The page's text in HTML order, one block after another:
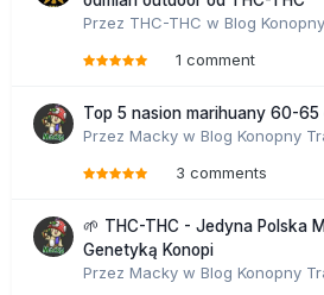
Przez THC-THC w Blog
1 comment
Top 5 nasion marihuany 60-65
Przez Macky w Blog Konopny
3 comments
🌱 THC-THC - Jedyna Polska
Genetyką Konopi
Przez Macky w Blog Konopny